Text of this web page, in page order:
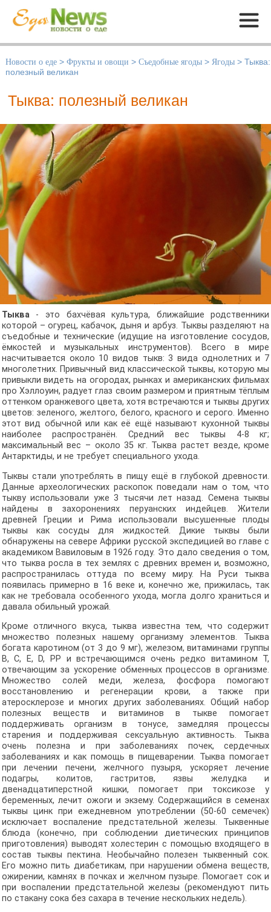
Меню
Новости о еде > Фрукты и овощи > Съедобные ягоды > Ягоды > Тыква:
полезный великан
Тыква: полезный великан
Тыква- это бахчёвая культура, ближайшие родственники
которой – огурец, кабачок, дыня и арбуз. Тыквы разделяют на
съедобные и технические (идущие на изготовление сосудов,
ёмкостей и музыкальных инструментов). Всего в мире
насчитывается около 10 видов тыкв: 3 вида однолетних и 7
многолетних. Привычный вид классической тыквы, которую мы
привыкли видеть на огородах, рынках и американских фильмах
про Хэллоуин, радует глаз своим размером и приятным тёплым
оттенком оранжевого цвета, хотя встречаются и тыквы других
цветов: зеленого, желтого, белого, красного и серого. Именно
этот вид обычной или как её ещё называют кухонной тыквы
наиболее распространён. Средний вес тыквы 4-8 кг;
максимальный вес – около 35 кг. Тыква растет везде, кроме
Антарктиды, и не требует специального ухода.
Тыквы стали употреблять в пищу ещё в глубокой древности.
Данные археологических раскопок поведали нам о том, что
тыкву использовали уже 3 тысячи лет назад. Семена тыквы
найдены в захоронениях перуанских индейцев. Жители
древней Греции и Рима использовали высушенные плоды
тыквы как сосуды для жидкостей. Дикие тыквы были
обнаружены на севере Африки русской экспедицией во главе с
академиком Вавиловым в 1926 году. Это дало сведения о том,
что тыква росла в тех землях с древних времен и, возможно,
распространилась оттуда по всему миру. На Руси тыква
появилась примерно в 16 веке и, конечно же, прижилась, так
как не требовала особенного ухода, могла долго храниться и
давала обильный урожай.
Кроме отличного вкуса, тыква известна тем, что содержит
множество полезных нашему организму элементов. Тыква
богата каротином (от 3 до 9 мг), железом, витаминами группы
B, C, E, D, PP и встречающимся очень редко витамином T,
отвечающим за ускорение обменных процессов в организме.
Множество солей меди, железа, фосфора помогают
восстановлению и регенерации крови, а также при
атеросклерозе и многих других заболеваниях. Общий набор
полезных веществ и витаминов в тыкве помогает
поддерживать организм в тонусе, замедляя процессы
старения и поддерживая сексуальную активность. Тыква
очень полезна и при заболеваниях почек, сердечных
заболеваниях и как помощь в пищеварении. Тыква помогает
при лечении печени, желчного пузыря, ускоряет лечение
подагры, колитов, гастритов, язвы желудка и
двенадцатиперстной кишки, помогает при токсикозе у
беременных, лечит ожоги и экзему. Содержащийся в семенах
тыквы цинк при ежедневном употреблении (50-60 семечек)
исключает воспаление предстательной железы. Тыквенные
блюда (конечно, при соблюдении диетических принципов
приготовления) выводят холестерин с помощью входящего в
состав тыквы пектина. Необычайно полезен тыквенный сок.
Его можно пить диабетикам, при нарушении обмена веществ,
ожирении, камнях в почках и желчном пузыре. Помогает сок и
при воспалении предстательной железы (рекомендуют пить
по стакану сока без сахара в течение нескольких недель).